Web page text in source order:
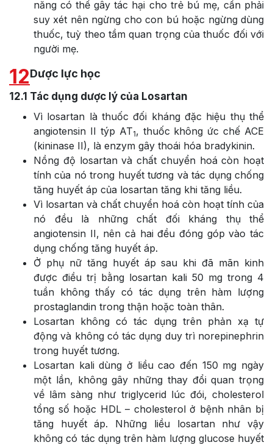
năng có thể gây tác hại cho trẻ bú mẹ, cần phải
suy xét nên ngừng cho con bú hoặc ngừng dùng
thuốc, tuỳ theo tầm quan trọng của thuốc đối với
người mẹ.
12Dược lực học
12.1 Tác dụng dược lý của Losartan
Vì losartan là thuốc đối kháng đặc hiệu thụ thể
angiotensin II týp AT1, thuốc không ức chế ACE
(kininase II), là enzym gây thoái hóa bradykinin.
Nồng độ losartan và chất chuyển hoá còn hoạt
tính của nó trong huyết tương và tác dụng chống
tăng huyết áp của losartan tăng khi tăng liều.
Vì losartan và chất chuyển hoá còn hoạt tính của
nó đều là những chất đối kháng thụ thể
angiotensin II, nên cả hai đều đóng góp vào tác
dụng chống tăng huyết áp.
Ở phụ nữ tăng huyết áp sau khi đã mãn kinh
được điều trị bằng losartan kali 50 mg trong 4
tuần không thấy có tác dụng trên hàm lượng
prostaglandin trong thận hoặc toàn thân.
Losartan không có tác dụng trên phản xạ tự
động và không có tác dụng duy trì norepinephrin
trong huyết tương.
Losartan kali dùng ở liều cao đến 150 mg ngày
một lần, không gây những thay đổi quan trọng
về lâm sàng như triglycerid lúc đói, cholesterol
tổng số hoặc HDL – cholesterol ở bệnh nhân bị
tăng huyết áp. Những liều losartan như vậy
không có tác dụng trên hàm lượng glucose huyết